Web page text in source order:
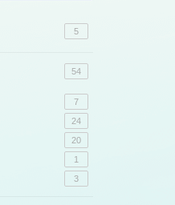
5
54
7
24
20
1
3